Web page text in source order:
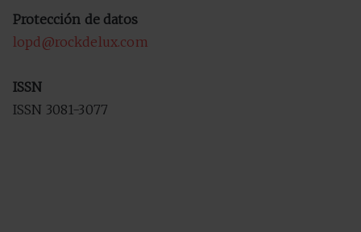
Protección de datos
lopd@rockdelux.com
ISSN
ISSN 3081-3077